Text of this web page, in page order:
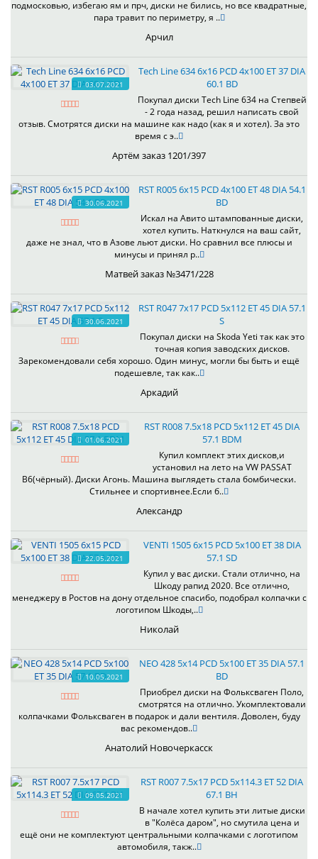
подмосковью, избегаю ям и прч, диски не бились, но все квадратные,
пара травит по периметру, я ..
Арчил
03.07.2021
Tech Line 634 6x16 PCD 4x100 ET 37 DIA
60.1 BD
Покупал диски Tech Line 634 на Степвей
- 2 года назад, решил написать свой
отзыв. Смотрятся диски на машине как надо (как я и хотел). За это
время с э..
Артём заказ 1201/397
30.06.2021
RST R005 6x15 PCD 4x100 ET 48 DIA 54.1
BD
Искал на Авито штампованные диски,
хотел купить. Наткнулся на ваш сайт,
даже не знал, что в Азове льют диски. Но сравнил все плюсы и
минусы и принял р..
Матвей заказ №3471/228
30.06.2021
RST R047 7x17 PCD 5x112 ET 45 DIA 57.1
S
Покупал диски на Skoda Yeti так как это
точная копия заводских дисков.
Зарекомендовали себя хорошо. Один минус, могли бы быть и ещё
подешевле, так как..
Аркадий
01.06.2021
RST R008 7.5x18 PCD 5x112 ET 45 DIA
57.1 BDM
Купил комплект этих дисков,и
установил на лето на VW PASSAT
B6(чёрный). Диски Агонь. Машина выглядеть стала бомбически.
Стильнее и спортивнее.Если б..
Александр
22.05.2021
VENTI 1505 6x15 PCD 5x100 ET 38 DIA
57.1 SD
Купил у вас диски. Стали отлично, на
Шкоду рапид 2020. Все отлично,
менеджеру в Ростов на дону отдельное спасибо, подобрал колпачки с
логотипом Шкоды,..
Николай
10.05.2021
NEO 428 5x14 PCD 5x100 ET 35 DIA 57.1
BD
Приобрел диски на Фольксваген Поло,
смотрятся на отлично. Укомплектовали
колпачками Фольксваген в подарок и дали вентиля. Доволен, буду
вас рекомендов..
Анатолий Новочеркасск
09.05.2021
RST R007 7.5x17 PCD 5x114.3 ET 52 DIA
67.1 BH
В начале хотел купить эти литые диски
в "Колёса даром", но смутила цена и
ещё они не комплектуют центральными колпачками с логотипом
автомобиля, такж..